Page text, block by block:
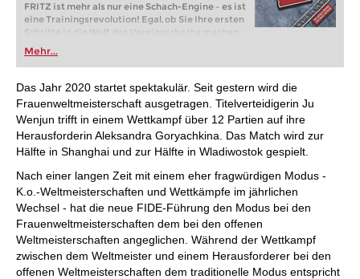
FRITZ ist mehr als nur eine Schach-Engine – es ist
eine Trainingsrevolution! Egal, ob Sie Ihre ersten
Schritte in die Welt des Vereinsschachs machen
oder bereits auf Turnierniveau spielen: Mit
FRITZ trainieren Sie effizienter, intelligenter und
individueller als je zuvor.
Mehr...
Das Jahr 2020 startet spektakulär. Seit gestern wird die
Frauenweltmeisterschaft ausgetragen. Titelverteidigerin Ju
Wenjun trifft in einem Wettkampf über 12 Partien auf ihre
Herausforderin Aleksandra Goryachkina. Das Match wird zur
Hälfte in Shanghai und zur Hälfte in Wladiwostok gespielt.
Nach einer langen Zeit mit einem eher fragwürdigen Modus -
K.o.-Weltmeisterschaften und Wettkämpfe im jährlichen
Wechsel - hat die neue FIDE-Führung den Modus bei den
Frauenweltmeisterschaften dem bei den offenen
Weltmeisterschaften angeglichen. Während der Wettkampf
zwischen dem Weltmeister und einem Herausforderer bei den
offenen Weltmeisterschaften dem traditionelle Modus entspricht